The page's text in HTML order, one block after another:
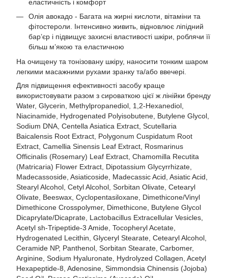
еластичність і комфорт
Олія авокадо - Багата на жирні кислоти, вітаміни та
фітостероли. Інтенсивно живить, відновлює ліпідний
бар’єр і підвищує захисні властивості шкіри, роблячи її
більш м’якою та еластичною
На очищену та тонізовану шкіру, наносити тонким шаром
легкими масажними рухами зранку та/або ввечері.
Для підвищення ефективності засобу краще
використовувати разом з сироваткою цієї ж лінійки бренду
Water, Glycerin, Methylpropanediol, 1,2-Hexanediol,
Niacinamide, Hydrogenated Polyisobutene, Butylene Glycol,
Sodium DNA, Centella Asiatica Extract, Scutellaria
Baicalensis Root Extract, Polygonum Cuspidatum Root
Extract, Camellia Sinensis Leaf Extract, Rosmarinus
Officinalis (Rosemary) Leaf Extract, Chamomilla Recutita
(Matricaria) Flower Extract, Dipotassium Glycyrrhizate,
Madecassoside, Asiaticoside, Madecassic Acid, Asiatic Acid,
Stearyl Alcohol, Cetyl Alcohol, Sorbitan Olivate, Cetearyl
Olivate, Beeswax, Cyclopentasiloxane, Dimethicone/Vinyl
Dimethicone Crosspolymer, Dimethicone, Butylene Glycol
Dicaprylate/Dicaprate, Lactobacillus Extracellular Vesicles,
Acetyl sh-Tripeptide-3 Amide, Tocopheryl Acetate,
Hydrogenated Lecithin, Glyceryl Stearate, Cetearyl Alcohol,
Ceramide NP, Panthenol, Sorbitan Stearate, Carbomer,
Arginine, Sodium Hyaluronate, Hydrolyzed Collagen, Acetyl
Hexapeptide-8, Adenosine, Simmondsia Chinensis (Jojoba)